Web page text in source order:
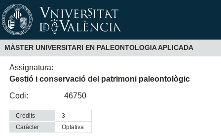
MÀSTER UNIVERSITARI EN PALEONTOLOGIA APLICADA
Assignatura:
Gestió i conservació del patrimoni paleontològic
Codi:
46750
Crèdits
3
Caràcter
optativa